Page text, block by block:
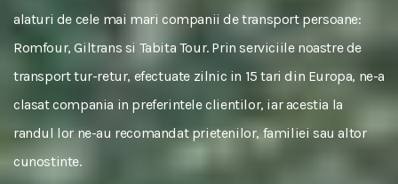
alaturi de cele mai mari companii de transport persoane:
Romfour, Giltrans si Tabita Tour. Prin serviciile noastre de
transport tur-retur, efectuate zilnic in 15 tari din Europa, ne-a
clasat compania in preferintele clientilor, iar acestia la
randul lor ne-au recomandat prietenilor, familiei sau altor
cunostinte.